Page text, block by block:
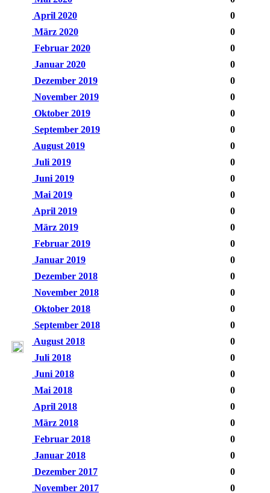
April 2020
0
März 2020
0
Februar 2020
0
Januar 2020
0
Dezember 2019
0
November 2019
0
Oktober 2019
0
September 2019
0
August 2019
0
Juli 2019
0
Juni 2019
0
Mai 2019
0
April 2019
0
März 2019
0
Februar 2019
0
Januar 2019
0
Dezember 2018
0
November 2018
0
Oktober 2018
0
September 2018
0
August 2018
0
Juli 2018
0
Juni 2018
0
Mai 2018
0
April 2018
0
März 2018
0
Februar 2018
0
Januar 2018
0
Dezember 2017
0
November 2017
0